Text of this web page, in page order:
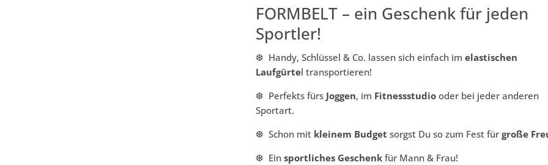
FORMBELT – ein Geschenk für jeden
Sportler!
❆ Handy, Schlüssel & Co. lassen sich einfach im elastischen
Laufgürtel transportieren!
❆ Perfekts fürs Joggen, im Fitnessstudiooder bei jeder anderen
Sportart.
❆ Schon mit kleinem Budget sorgst Du so zum Fest für große
❆ Ein sportliches Geschenkfür Mann & Frau!